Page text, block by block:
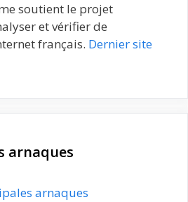
soutient le projet
et vérifier de
français. Dernier site
arnaques
arnaques